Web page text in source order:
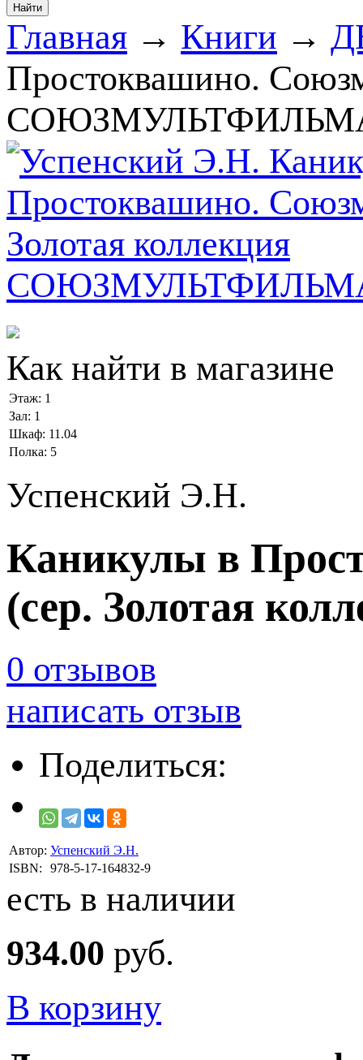
Главная → Книги →
Простоквашино.
Как найти в магазине
Этаж: 1
Зал: 1
Шкаф: 11.04
Полка: 5
Успенский Э.Н.
Каникулы в
(сер. Золотая
0 отзывов
написать отзыв
Поделиться:
Автор: Успенский Э.Н.
ISBN:
978-5-17-164832-9
есть в наличии
934.00 руб.
В корзину